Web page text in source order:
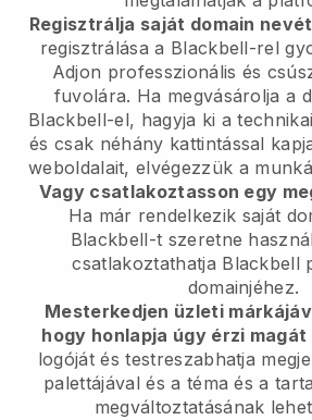
Regisztrálja saját domain nevét
regisztrálása a Blackbell-rel
Adjon professzionális és
fuvolára. Ha megvásárolja a
Blackbell-el, hagyja ki a
és csak néhány kattintással
weboldalait, elvégezzük a
Vagy csatlakoztasson egy
Ha már rendelkezik saját
Blackbell-t szeretne
csatlakoztathatja Blackbell
domainjéhez.
Mesterkedjen üzleti
hogy honlapja úgy érzi magát
logóját és testreszabhatja
palettájával és a téma és a
megváltoztatásának